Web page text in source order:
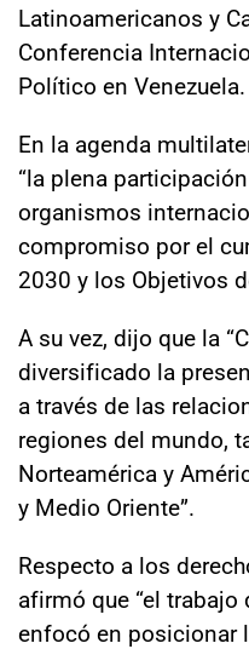
Latinoamericanos y
Conferencia
Político en Venezuela.
En la agenda
“la plena
organismos
compromiso por el
2030 y los Objetivos
A su vez, dijo que la
diversificado la
a través de las
regiones del mundo,
Norteamérica y
y Medio Oriente”.
Respecto a los
afirmó que “el
enfocó en posicionar